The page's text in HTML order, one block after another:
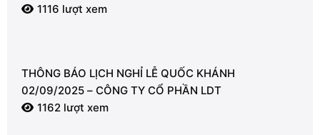
1116 lượt xem
THÔNG BÁO LỊCH NGHỈ LỄ QUỐC KHÁNH
02/09/2025 – CÔNG TY CỔ PHẦN LDT
1162 lượt xem